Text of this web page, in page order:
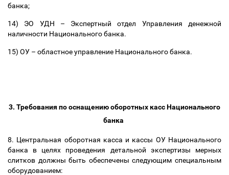
банка;
14) ЭО УДН – Экспертный отдел Управления денежной
наличности Национального банка.
15) ОУ – областное управление Национального банка.
3. Требования по оснащению оборотных касс Национального
банка
8. Центральная оборотная касса и кассы ОУ Национального
банка в целях проведения детальной экспертизы мерных
слитков должны быть обеспечены следующим специальным
оборудованием: